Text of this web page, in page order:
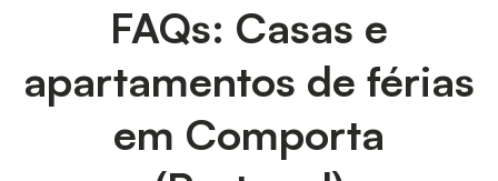
FAQs: Casas e
apartamentos de férias
em Comporta